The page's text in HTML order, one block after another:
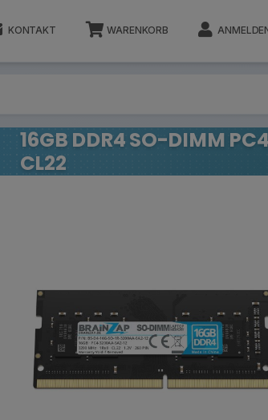
KONTAKT WARENKORB
16GB DDR4 SO-DIMM
CL22